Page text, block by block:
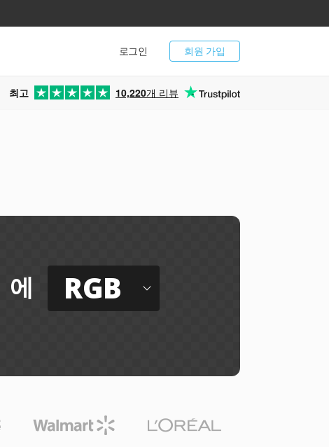
회원 가입
로그인
최고 10,220개 리뷰
에 RGB